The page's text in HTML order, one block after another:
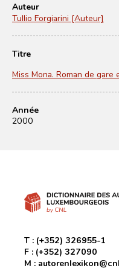
Auteur
Tullio Forgiarini [Auteur]
Titre
Miss Mona. Roman de
Année
2000
T : (+352) 326955-1
F : (+352) 327090
M :